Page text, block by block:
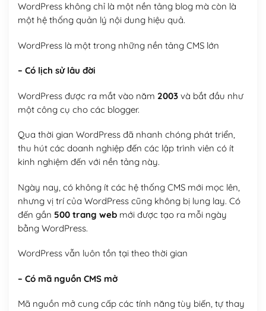
WordPress không chỉ là một nền tảng blog mà còn là
một hệ thống quản lý nội dung hiệu quả.
WordPress là một trong những nền tảng CMS lớn
– Có lịch sử lâu đời
WordPress được ra mắt vào năm 2003và bắt đầu như
một công cụ cho các blogger.
Qua thời gian WordPress đã nhanh chóng phát triển,
thu hút các doanh nghiệp đến các lập trình viên có ít
kinh nghiệm đến với nền tảng này.
Ngày nay, có không ít các hệ thống CMS mới mọc lên,
nhưng vị trí của WordPress cũng không bị lung lay. Có
đến gần 500 trang webmới được tạo ra mỗi ngày
bằng WordPress.
WordPress vẫn luôn tồn tại theo thời gian
– Có mã nguồn CMS mở
Mã nguồn mở cung cấp các tính năng tùy biến, tự thay